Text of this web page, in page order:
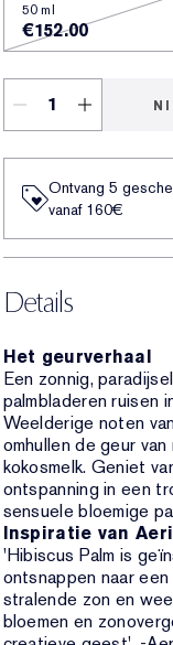
50 ml
€152.00
Ontvang 5
vanaf 160€
Details
Het geurverhaal
Een zonnig,
palmbladeren ruisen
Weelderige noten
omhullen de geur
kokosmelk. Geniet
ontspanning in een
sensuele bloemige
Inspiratie van
'Hibiscus Palm is
ontsnappen naar
stralende zon en
bloemen en